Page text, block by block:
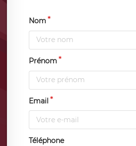
Nom
Prénom
Email
Téléphone